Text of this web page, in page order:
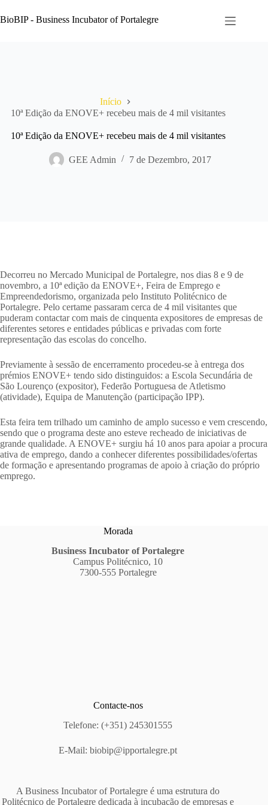
para
o
BioBIP - Business Incubator of Portalegre
Início
10ª Edição da ENOVE+ recebeu mais de 4 mil visitantes
10ª Edição da ENOVE+ recebeu mais de 4 mil visitantes
GEE Admin 7 de Dezembro, 2017
Decorreu no Mercado Municipal de Portalegre, nos dias 8 e 9 de
novembro, a 10ª edição da ENOVE+, Feira de Emprego e
Empreendedorismo, organizada pelo Instituto Politécnico de
Portalegre. Pelo certame passaram cerca de 4 mil visitantes que
puderam contactar com mais de cinquenta expositores de empresas de
diferentes setores e entidades públicas e privadas com forte
representação das escolas do concelho.
Previamente à sessão de encerramento procedeu-se à entrega dos
prémios ENOVE+ tendo sido distinguidos: a Escola Secundária de
São Lourenço (expositor), Federão Portuguesa de Atletismo
(atividade), Equipa de Manutenção (participação IPP).
Esta feira tem trilhado um caminho de amplo sucesso e vem crescendo,
sendo que o programa deste ano esteve recheado de iniciativas de
grande qualidade. A ENOVE+ surgiu há 10 anos para apoiar a procura
ativa de emprego, dando a conhecer diferentes possibilidades/ofertas
de formação e apresentando programas de apoio à criação do próprio
emprego.
Morada
Business Incubator of Portalegre
Campus Politécnico, 10
7300-555 Portalegre
Contacte-nos
Telefone: (+351) 245301555
E-Mail:biobip@ipportalegre.pt
A Business Incubator of Portalegre é uma estrutura do
Politécnico de Portalegre dedicada à incubação de empresas e